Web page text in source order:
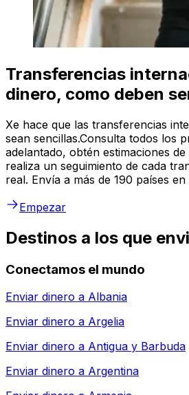
Transferencias
dinero, como deben
Xe hace que las transferencias
sean sencillas.Consulta todos los
adelantado, obtén estimaciones
realiza un seguimiento de cada
real. Envía a más de 190 países
Empezar
Destinos a los que
Conectamos el mundo
Enviar dinero a Albania
Enviar dinero a Argelia
Enviar dinero a Antigua y Barbuda
Enviar dinero a Argentina